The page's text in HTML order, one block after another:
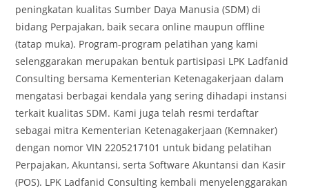
peningkatan kualitas Sumber Daya Manusia (SDM) di
bidang Perpajakan, baik secara online maupun offline
(tatap muka). Program-program pelatihan yang kami
selenggarakan merupakan bentuk partisipasi LPK Ladfanid
Consulting bersama Kementerian Ketenagakerjaan dalam
mengatasi berbagai kendala yang sering dihadapi instansi
terkait kualitas SDM. Kami juga telah resmi terdaftar
sebagai mitra Kementerian Ketenagakerjaan (Kemnaker)
dengan nomor VIN 2205217101 untuk bidang pelatihan
Perpajakan, Akuntansi, serta Software Akuntansi dan Kasir
(POS). LPK Ladfanid Consulting kembali menyelenggarakan